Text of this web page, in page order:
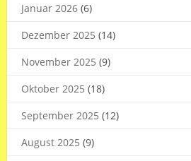
Januar 2026(6)
Dezember 2025 (14)
November 2025 (9)
Oktober 2025 (18)
September 2025 (12)
August 2025 (9)